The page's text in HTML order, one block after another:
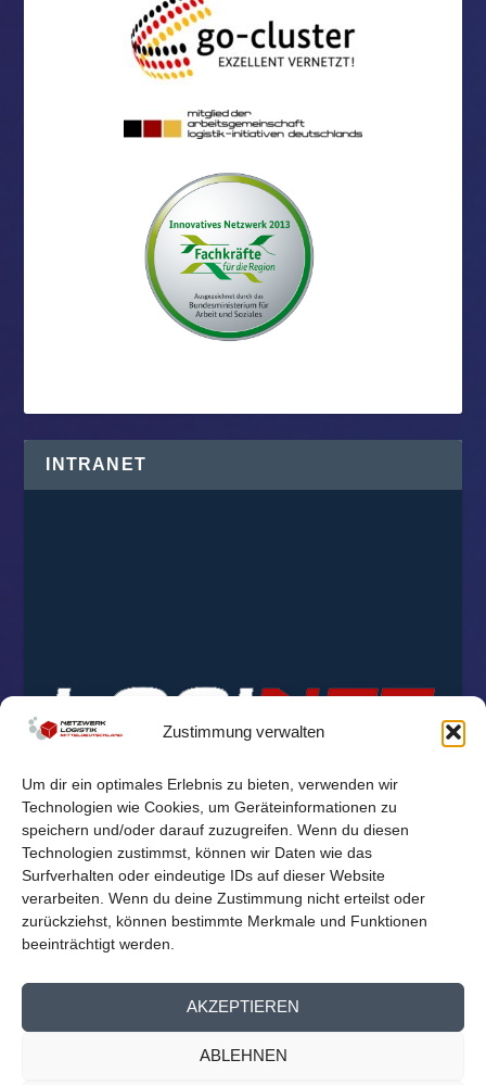
Zustimmung verwalten
Um dir ein optimales Erlebnis zu bieten, verwenden wir
Technologien wie Cookies, um Geräteinformationen zu
speichern und/oder darauf zuzugreifen. Wenn du diesen
Technologien zustimmst, können wir Daten wie das
Surfverhalten oder eindeutige IDs auf dieser Website
verarbeiten. Wenn du deine Zustimmung nicht erteilst oder
zurückziehst, können bestimmte Merkmale und Funktionen
beeinträchtigt werden.
AKZEPTIEREN
ABLEHNEN
INTRANET
Reichelt Kommunikationsberatung
Mitglieder Übersicht Kontakt Impressum
Datenschutz
Cookie-Richtlinie (EU)